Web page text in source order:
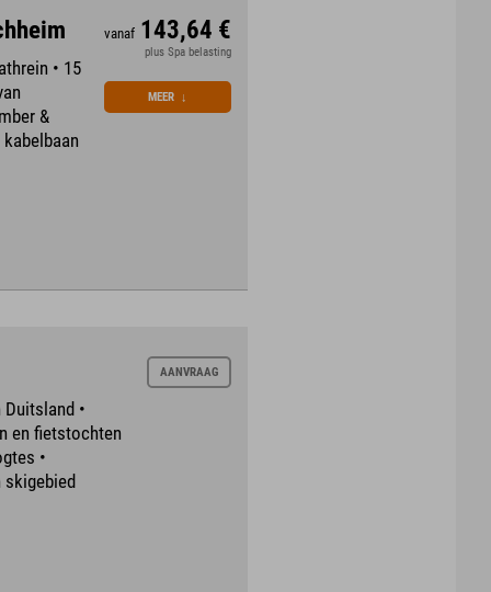
• 15
&
vanaf 143,64 €
plus Spa belasting
MEER ↓
•
en fietstochten
•
AANVRAAG